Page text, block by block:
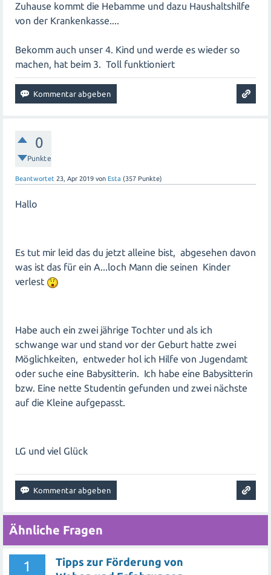
Zuhause kommt die Hebamme und dazu Haushaltshilfe
von der Krankenkasse....
Bekomm auch unser 4. Kind und werde es wieder so
machen, hat beim 3. Toll funktioniert
0
Punkte
Beantwortet 23, Apr 2019 von Esta (357 Punkte)
Hallo
Es tut mir leid das du jetzt alleine bist, abgesehen davon
was ist das für ein A...loch Mann die seinen Kinder
verlest
Habe auch ein zwei jährige Tochter und als ich
schwange war und stand vor der Geburt hatte zwei
Möglichkeiten, entweder hol ich Hilfe von Jugendamt
oder suche eine Babysitterin. Ich habe eine Babysitterin
bzw. Eine nette Studentin gefunden und zwei nächste
auf die Kleine aufgepasst.
LG und viel Glück
Ähnliche Fragen
1
Tipps zur Förderung von